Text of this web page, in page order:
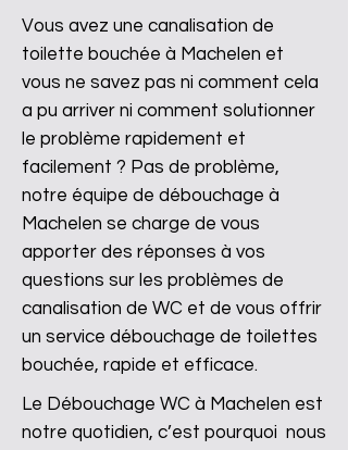
​Vous avez une canalisation de
toilette bouchée à Machelen et
vous ne savez pas ni comment cela
a pu arriver ni comment solutionner
le problème rapidement et
facilement ? Pas de problème,
notre équipe de débouchage à
Machelen se charge de vous
apporter des réponses à vos
questions sur les problèmes de
canalisation de WC et de vous offrir
un service débouchage de toilettes
bouchée, rapide et efficace.
Le Débouchage WC à Machelen est
notre quotidien, c’est pourquoi nous